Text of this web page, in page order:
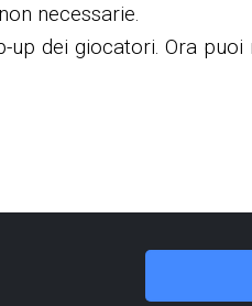
necessarie.
dei giocatori. Ora puoi